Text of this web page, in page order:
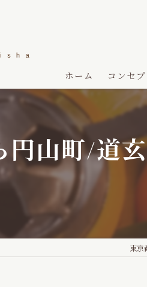
ホーム コンセプ
円山町/道
東京